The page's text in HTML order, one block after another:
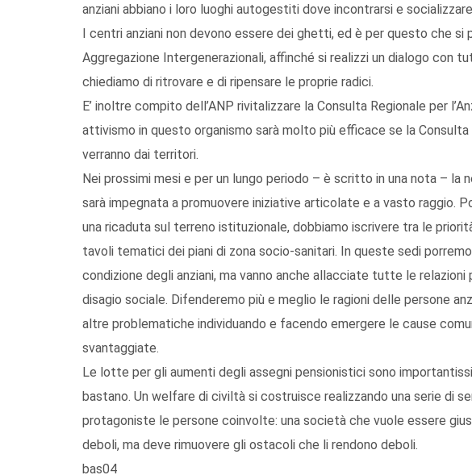
anziani abbiano i loro luoghi autogestiti dove incontrarsi e
I centri anziani non devono essere dei ghetti, ed è per questo che si
Aggregazione Intergenerazionali, affinché si realizzi un dialogo con
chiediamo di ritrovare e di ripensare le proprie radici.
E’ inoltre compito dell’ANP rivitalizzare la Consulta Regionale per
attivismo in questo organismo sarà molto più efficace se la
verranno dai territori.
Nei prossimi mesi e per un lungo periodo – è scritto in una nota – la
sarà impegnata a promuovere iniziative articolate e a vasto raggio.
una ricaduta sul terreno istituzionale, dobbiamo iscrivere tra le
tavoli tematici dei piani di zona socio-sanitari. In queste sedi
condizione degli anziani, ma vanno anche allacciate tutte le
disagio sociale. Difenderemo più e meglio le ragioni delle persone
altre problematiche individuando e facendo emergere le cause
svantaggiate.
Le lotte per gli aumenti degli assegni pensionistici sono
bastano. Un welfare di civiltà si costruisce realizzando una serie di
protagoniste le persone coinvolte: una società che vuole essere
deboli, ma deve rimuovere gli ostacoli che li rendono deboli.
bas04